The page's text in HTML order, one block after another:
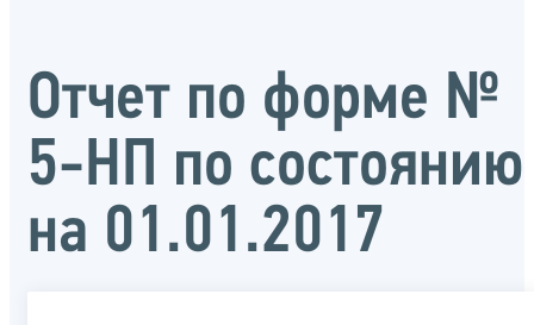
Отчет по форме №
5-НП по состоянию
на 01.01.2017